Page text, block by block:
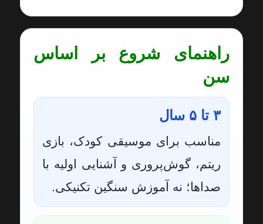
راهنمای شروع بر اساس
سن
۳ تا ۵ سال
مناسب برای موسیقی کودک، بازی
ریتم، گوش‌پروری و آشنایی اولیه با
صداها؛ نه آموزش سنگین تکنیکی.